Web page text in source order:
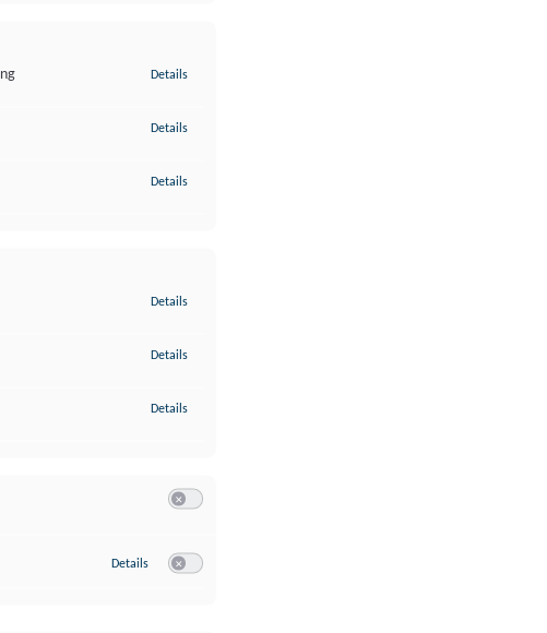
Details
Details
Details
Details
Details
Details
Details zu Google Analytics